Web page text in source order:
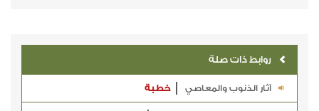
روابط ذات صلة
آثار الذنوب والمعاصي خطبة